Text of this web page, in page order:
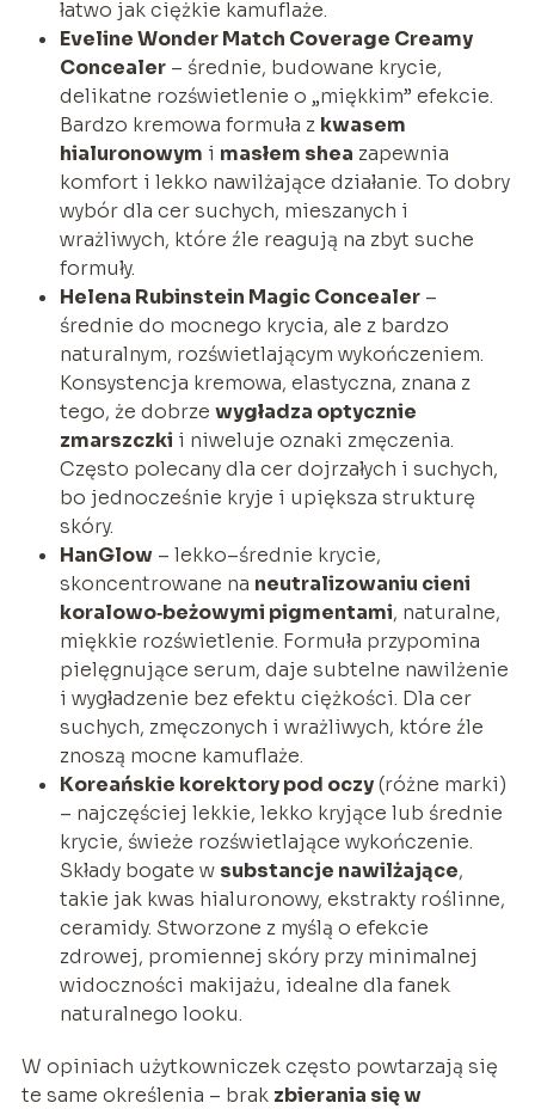
łatwo jak ciężkie kamuflaże.
Eveline Wonder Match Coverage Creamy
Concealer– średnie, budowane krycie,
delikatne rozświetlenie o „miękkim” efekcie.
Bardzo kremowa formuła z kwasem
hialuronowym i masłem shea zapewnia
komfort i lekko nawilżające działanie. To dobry
wybór dla cer suchych, mieszanych i
wrażliwych, które źle reagują na zbyt suche
formuły.
Helena Rubinstein Magic Concealer–
średnie do mocnego krycia, ale z bardzo
naturalnym, rozświetlającym wykończeniem.
Konsystencja kremowa, elastyczna, znana z
tego, że dobrze wygładza optycznie
zmarszczki i niweluje oznaki zmęczenia.
Często polecany dla cer dojrzałych i suchych,
bo jednocześnie kryje i upiększa strukturę
skóry.
HanGlow– lekko–średnie krycie,
skoncentrowane na neutralizowaniu cieni
koralowo‑beżowymi pigmentami, naturalne,
miękkie rozświetlenie. Formuła przypomina
pielęgnujące serum, daje subtelne nawilżenie
i wygładzenie bez efektu ciężkości. Dla cer
suchych, zmęczonych i wrażliwych, które źle
znoszą mocne kamuflaże.
Koreańskie korektory pod oczy(różne marki)
– najczęściej lekkie, lekko kryjące lub średnie
krycie, świeże rozświetlające wykończenie.
Składy bogate w substancje nawilżające,
takie jak kwas hialuronowy, ekstrakty roślinne,
ceramidy. Stworzone z myślą o efekcie
zdrowej, promiennej skóry przy minimalnej
widoczności makijażu, idealne dla fanek
naturalnego looku.
W opiniach użytkowniczek często powtarzają się
te same określenia – brak zbierania się w